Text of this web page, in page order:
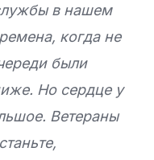
в нашем
когда не
были
Но сердце у
Ветераны